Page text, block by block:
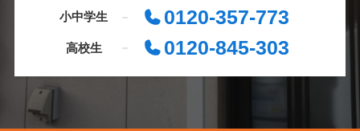
小中学生 0120-357-773
高校生 0120-845-303